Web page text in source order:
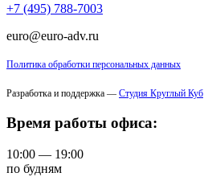
+7 (495) 788-7003
euro@euro-adv.ru
Политика обработки персональных данных
Разработка и поддержка — Студия Круглый Куб
Время работы офиса:
10:00 — 19:00
по будням